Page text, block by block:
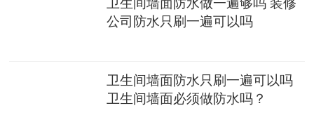
公司防水只刷一遍可以吗
卫生间墙面防水只刷一遍可以吗
卫生间墙面必须做防水吗？